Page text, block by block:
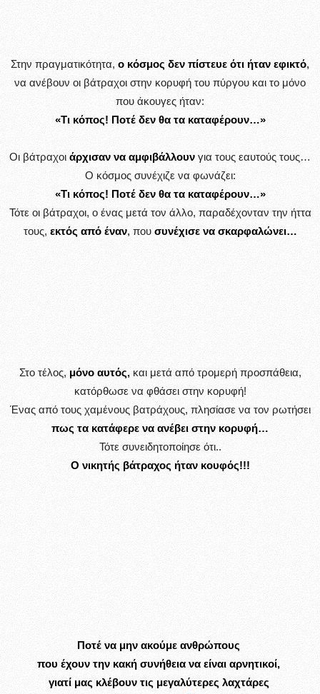
Στην πραγματικότητα, ο κόσμος δεν πίστευε ότι ήταν εφικτό,
να ανέβουν οι βάτραχοι στην κορυφή του πύργου και το μόνο
που άκουγες ήταν:
«Τι κόπος! Ποτέ δεν θα τα καταφέρουν…»
Οι βάτραχοι άρχισαν να αμφιβάλλουν για τους εαυτούς τους…
Ο κόσμος συνέχιζε να φωνάζει:
«Τι κόπος! Πoτέ δεν θα τα καταφέρουν…»
Τότε οι βάτραχοι, ο ένας μετά τον άλλο, παραδέχονταν την ήττα
τους, εκτός από έναν, που συνέχισε να σκαρφαλώνει…
Στο τέλος, μόνο αυτός,και μετά από τρομερή προσπάθεια,
κατόρθωσε να φθάσει στην κορυφή!
Ένας από τους χαμένους βατράχους, πλησίασε να τον ρωτήσει
πως τα κατάφερε να ανέβει στην κορυφή…
Τότε συνειδητοποίησε ότι..
Ο νικητής βάτραχος ήταν κουφός!!!
Ποτέ να μην ακούμε ανθρώπους
που έχουν την κακή συνήθεια να είναι αρνητικοί,
γιατί μας κλέβουν τις μεγαλύτερες λαχτάρες